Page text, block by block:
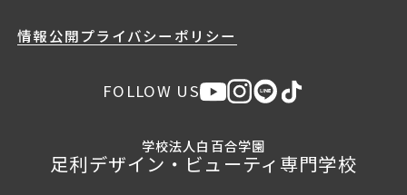
情報公開プライバシーポリシー
FOLLOW US
学校法人白百合学園
足利デザイン・ビューティ専門学校